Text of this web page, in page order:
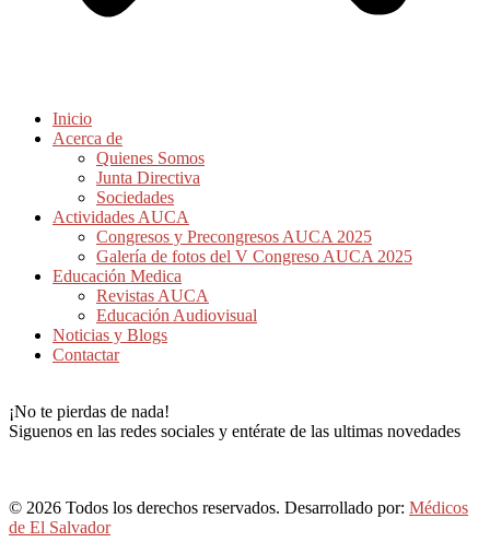
Inicio
Acerca de
Quienes Somos
Junta Directiva
Sociedades
Actividades AUCA
Congresos y Precongresos AUCA 2025
Galería de fotos del V Congreso AUCA 2025
Educación Medica
Revistas AUCA
Educación Audiovisual
Noticias y Blogs
Contactar
¡No te pierdas de nada!
Siguenos en las redes sociales y entérate de las ultimas novedades
© 2026 Todos los derechos reservados. Desarrollado por: Médicos
de El Salvador